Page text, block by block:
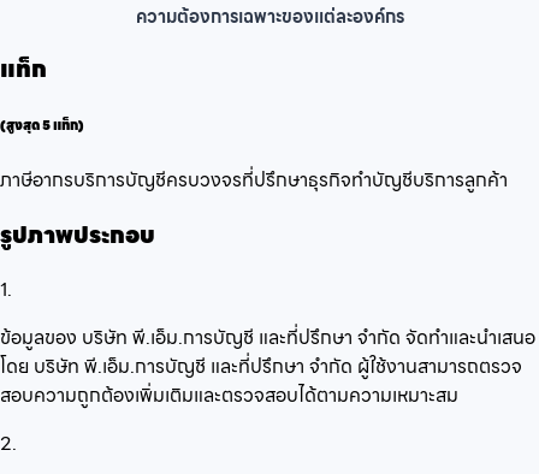
ความต้องการเฉพาะของแต่ละองค์กร
แท็ก
(สูงสุด 5 แท็ก)
ภาษีอากรบริการบัญชีครบวงจรที่ปรึกษาธุรกิจทำบัญชีบริการลูกค้า
รูปภาพประกอบ
1.
ข้อมูลของ บริษัท พี.เอ็ม.การบัญชี และที่ปรึกษา จำกัด จัดทำและนำเสนอ
โดย บริษัท พี.เอ็ม.การบัญชี และที่ปรึกษา จำกัด ผู้ใช้งานสามารถตรวจ
สอบความถูกต้องเพิ่มเติมและตรวจสอบได้ตามความเหมาะสม
2.